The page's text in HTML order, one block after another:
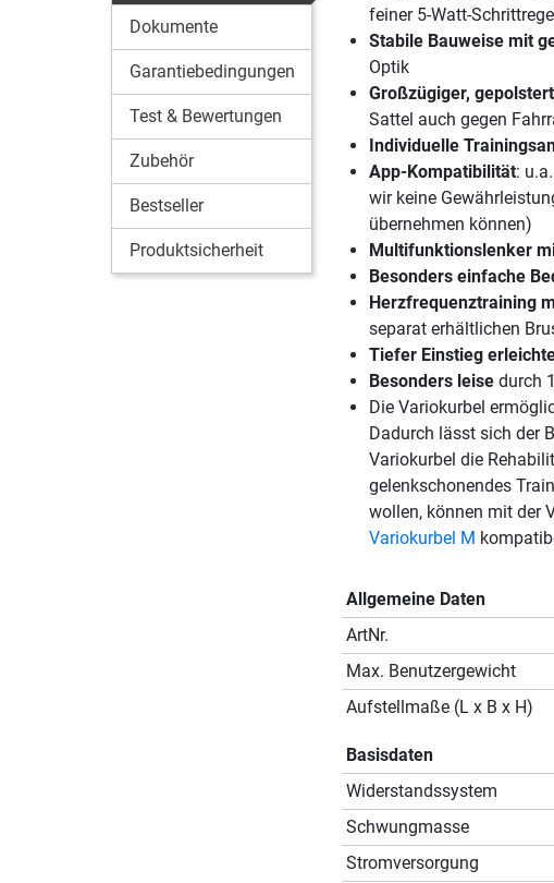
Dokumente
Garantiebedingungen
Test & Bewertungen
Zubehör
Bestseller
Produktsicherheit
feiner 5-Watt-
Stabile Bauweise mit
Optik
Großzügiger,
Sattel auch gegen
Individuelle
App-Kompatibilität:
wir keine
übernehmen können)
Multifunktionslenker
Besonders einfache
Herzfrequenztraining
separat erhältlichen
Tiefer Einstieg
Besonders leisedurch
Die Variokurbel
Dadurch lässt sich der
Variokurbel die
gelenkschonendes
wollen, können mit der
Variokurbel M
Allgemeine Daten
ArtNr.
Max. Benutzergewicht
Aufstellmaße (L x B x H)
Basisdaten
Widerstandssystem
Schwungmasse
Stromversorgung